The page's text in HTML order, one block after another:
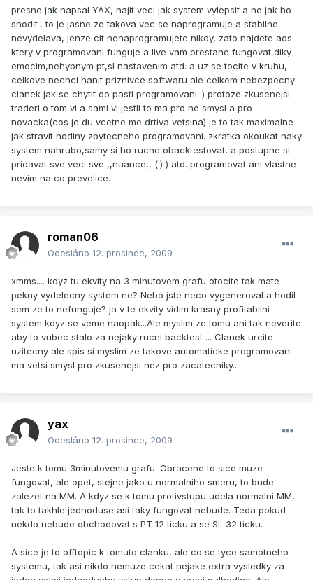
presne jak napsal YAX, najit veci jak system vylepsit a ne jak ho
shodit . to je jasne ze takova vec se naprogramuje a stabilne
nevydelava, jenze cit nenaprogramujete nikdy, zato najdete aos
ktery v programovani funguje a live vam prestane fungovat diky
emocim,nehybnym pt,sl nastavenim atd. a uz se tocite v kruhu,
celkove nechci hanit priznivce softwaru ale celkem nebezpecny
clanek jak se chytit do pasti programovani :) protoze zkusenejsi
traderi o tom vi a sami vi jestli to ma pro ne smysl a pro
novacka(cos je du vcetne me drtiva vetsina) je to tak maximalne
jak stravit hodiny zbytecneho programovani. zkratka okoukat naky
system nahrubo,samy si ho rucne obacktestovat, a postupne si
pridavat sve veci sve ,,nuance,, (:) ) atd. programovat ani vlastne
nevim na co prevelice.
roman06
Odesláno 12. prosince, 2009
xmms.... kdyz tu ekvity na 3 minutovem grafu otocite tak mate
pekny vydelecny system ne? Nebo jste neco vygeneroval a hodil
sem ze to nefunguje? ja v te ekvity vidim krasny profitabilni
system kdyz se veme naopak...Ale myslim ze tomu ani tak neverite
aby to vubec stalo za nejaky rucni backtest ... Clanek urcite
uzitecny ale spis si myslim ze takove automaticke programovani
ma vetsi smysl pro zkusenejsi nez pro zacatecniky...
yax
Odesláno 12. prosince, 2009
Jeste k tomu 3minutovemu grafu. Obracene to sice muze
fungovat, ale opet, stejne jako u normalniho smeru, to bude
zalezet na MM. A kdyz se k tomu protivstupu udela normalni MM,
tak to takhle jednoduse asi taky fungovat nebude. Teda pokud
nekdo nebude obchodovat s PT 12 ticku a se SL 32 ticku.
A sice je to offtopic k tomuto clanku, ale co se tyce samotneho
systemu, tak asi nikdo nemuze cekat nejake extra vysledky za